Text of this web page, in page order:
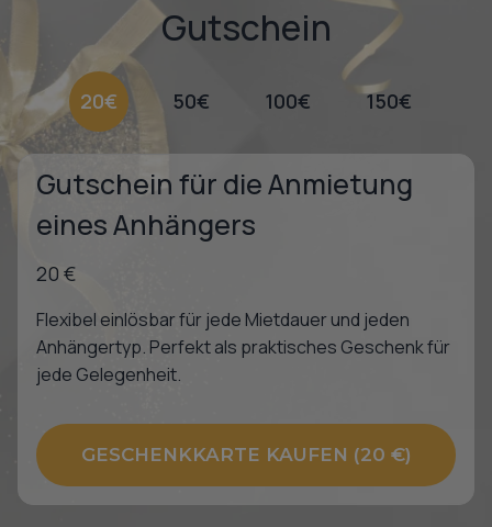
Gutschein
20€ 50€ 100€ 150€
Gutschein für die Anmietung
eines Anhängers
20 €
Flexibel einlösbar für jede Mietdauer und jeden
Anhängertyp. Perfekt als praktisches Geschenk für
jede Gelegenheit.
GESCHENKKARTE KAUFEN (20 €)